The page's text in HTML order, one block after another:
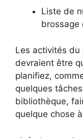
Liste de
brossage
Les activités du
devraient être
planifiez,
quelques
bibliothèque,
quelque chose